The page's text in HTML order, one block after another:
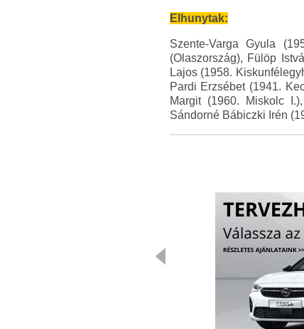
Elhunytak:
Szente-Varga Gyula
(Olaszország), Fülöp
Lajos (1958.
Pardi Erzsébet (1941.
Margit (1960. Miskolc
Sándorné Bábiczki Irén